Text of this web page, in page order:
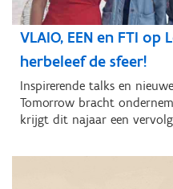
VLAIO, EEN en FTI
herbeleef de sfeer!
Inspirerende talks en
Tomorrow bracht
krijgt dit najaar een